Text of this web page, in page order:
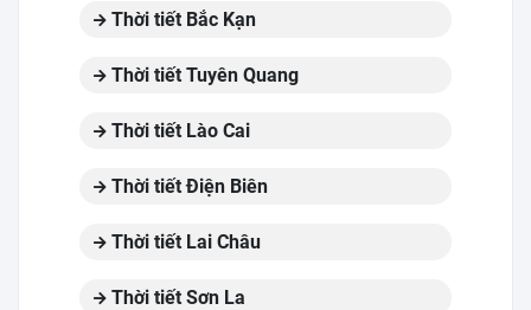
Thời tiết Bắc Kạn
Thời tiết Tuyên Quang
Thời tiết Lào Cai
Thời tiết Điện Biên
Thời tiết Lai Châu
Thời tiết Sơn La